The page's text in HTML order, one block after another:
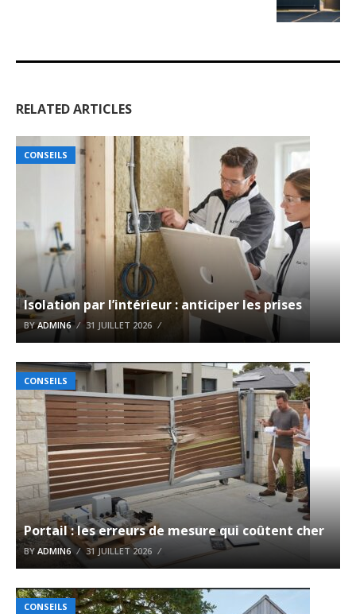
RELATED ARTICLES
CONSEILS
Isolation par l’intérieur : anticiper les prises
BYADMIN6 31 JUILLET 2026
CONSEILS
Portail : les erreurs de mesure qui coûtent cher
BY ADMIN6 31 JUILLET 2026
CONSEILS